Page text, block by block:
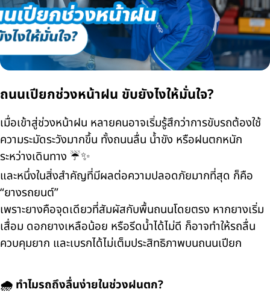
ถนนเปียกช่วงหน้าฝน ขับยังไงให้มั่นใจ?
เมื่อเข้าสู่ช่วงหน้าฝน หลายคนอาจเริ่มรู้สึกว่าการขับรถต้องใช้
ความระมัดระวังมากขึ้น ทั้งถนนลื่น น้ำขัง หรือฝนตกหนัก
ระหว่างเดินทาง ☔✨
และหนึ่งในสิ่งสำคัญที่มีผลต่อความปลอดภัยมากที่สุด ก็คือ
“ยางรถยนต์”
เพราะยางคือจุดเดียวที่สัมผัสกับพื้นถนนโดยตรง หากยางเริ่ม
เสื่อม ดอกยางเหลือน้อย หรือรีดน้ำได้ไม่ดี ก็อาจทำให้รถลื่น
ควบคุมยาก และเบรกได้ไม่เต็มประสิทธิภาพบนถนนเปียก
🌧️ ทำไมรถถึงลื่นง่ายในช่วงฝนตก?